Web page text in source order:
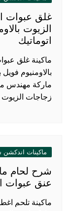
غلق عبوات
الزيوت
اتوماتيك
ماكينة غلق
ماركة مهندس
زجاجات الزيوت
ماكينات اندكشن
شرح لحام
عنق عبوات
ماكينة تلحم